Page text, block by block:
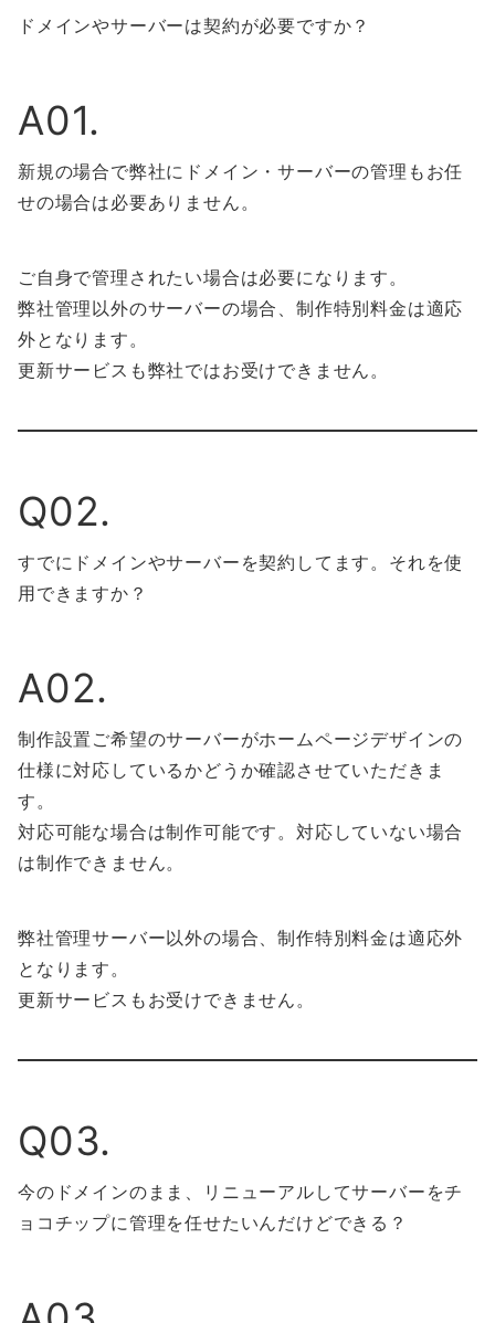
ドメインやサーバーは契約が必要ですか？
A01.
新規の場合で弊社にドメイン・サーバーの管理もお任
せの場合は必要ありません。
ご自身で管理されたい場合は必要になります。
弊社管理以外のサーバーの場合、制作特別料金は適応
外となります。
更新サービスも弊社ではお受けできません。
Q02.
すでにドメインやサーバーを契約してます。それを使
用できますか？
A02.
制作設置ご希望のサーバーがホームページデザインの
仕様に対応しているかどうか確認させていただきま
す。
対応可能な場合は制作可能です。対応していない場合
は制作できません。
弊社管理サーバー以外の場合、制作特別料金は適応外
となります。
更新サービスもお受けできません。
Q03.
今のドメインのまま、リニューアルしてサーバーをチ
ョコチップに管理を任せたいんだけどできる？